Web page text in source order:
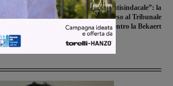
San’Agata
anche
“Comportamento antisindacale”: la
Fiom Cgil fa ricorso al Tribunale
contro la Bekaert